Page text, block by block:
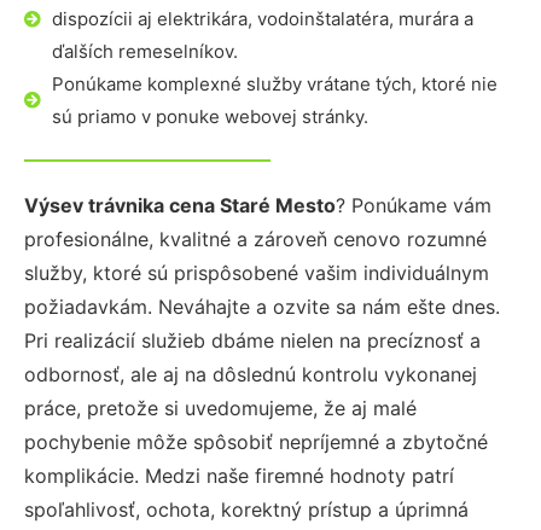
dispozícii aj elektrikára, vodoinštalatéra, murára a
ďalších remeselníkov.
Ponúkame komplexné služby vrátane tých, ktoré nie
sú priamo v ponuke webovej stránky.
Výsev trávnika cena Staré Mesto? Ponúkame vám
profesionálne, kvalitné a zároveň cenovo rozumné
služby, ktoré sú prispôsobené vašim individuálnym
požiadavkám. Neváhajte a ozvite sa nám ešte dnes.
Pri realizácií služieb dbáme nielen na precíznosť a
odbornosť, ale aj na dôslednú kontrolu vykonanej
práce, pretože si uvedomujeme, že aj malé
pochybenie môže spôsobiť nepríjemné a zbytočné
komplikácie. Medzi naše firemné hodnoty patrí
spoľahlivosť, ochota, korektný prístup a úprimná